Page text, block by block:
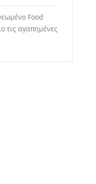
Food
τις αγαπημένες